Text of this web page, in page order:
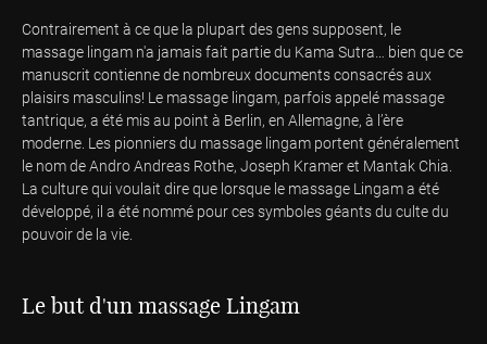
Contrairement à ce que la plupart des gens supposent, le
massage lingam n'a jamais fait partie du Kama Sutra… bien que ce
manuscrit contienne de nombreux documents consacrés aux
plaisirs masculins! Le massage lingam, parfois appelé massage
tantrique, a été mis au point à Berlin, en Allemagne, à l’ère
moderne. Les pionniers du massage lingam portent généralement
le nom de Andro Andreas Rothe, Joseph Kramer et Mantak Chia.
La culture qui voulait dire que lorsque le massage Lingam a été
développé, il a été nommé pour ces symboles géants du culte du
pouvoir de la vie.
Le but d'un massage Lingam